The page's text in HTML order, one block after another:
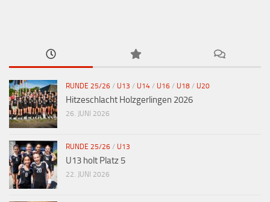
RUNDE 25/26 / U13 / U14 / U16 / U18 / U20
Hitzeschlacht Holzgerlingen 2026
26. JUNI 2026
RUNDE 25/26 / U13
U13 holt Platz 5
22. JUNI 2026